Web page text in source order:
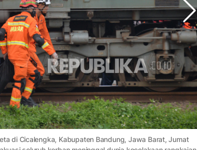
di Cicalengka, Kabupaten Bandung, Jawa Barat, Jumat